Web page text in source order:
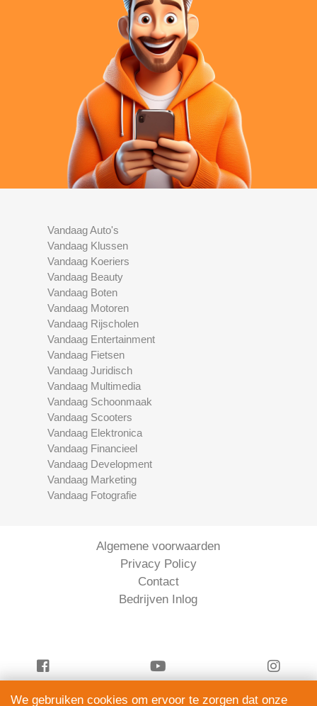
Vandaag Auto's
Vandaag Klussen
Vandaag Koeriers
Vandaag Beauty
Vandaag Boten
Vandaag Motoren
Vandaag Rijscholen
Vandaag Entertainment
Vandaag Fietsen
Vandaag Juridisch
Vandaag Multimedia
Vandaag Schoonmaak
Vandaag Scooters
Vandaag Elektronica
Vandaag Financieel
Vandaag Development
Vandaag Marketing
Vandaag Fotografie
Algemene voorwaarden
Privacy Policy
Contact
Bedrijven Inlog
We gebruiken cookies om ervoor te zorgen dat onze